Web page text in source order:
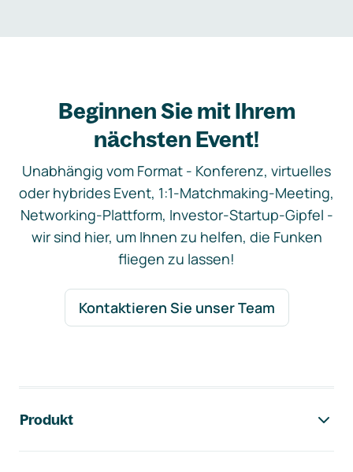
Beginnen Sie mit Ihrem
nächsten Event!
Unabhängig vom Format - Konferenz, virtuelles
oder hybrides Event, 1:1-Matchmaking-Meeting,
Networking-Plattform, Investor-Startup-Gipfel -
wir sind hier, um Ihnen zu helfen, die Funken
fliegen zu lassen!
Kontaktieren Sie unser Team
Produkt